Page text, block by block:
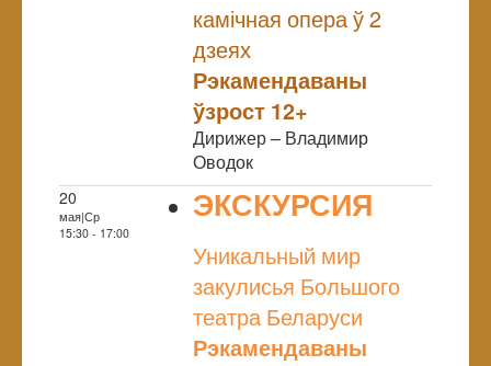
камічная опера ў 2
дзеях
Рэкамендаваны
ўзрост 12+
Дирижер – Владимир
Оводок
20
мая|Ср
15:30 - 17:00
ЭКСКУРСИЯ
Уникальный мир
закулисья Большого
театра Беларуси
Рэкамендаваны